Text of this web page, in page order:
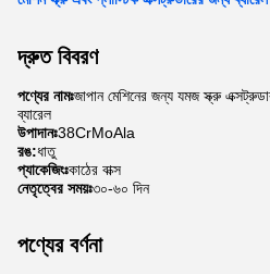
দ্রুত বিবরণ
পণ্যের নামঃজাপান মেশিনের জন্য যমজ স্ক্রু
ব্যারেল
উপাদানঃ38CrMoAla
রঙ:ধাতু
প্যাকেজিংঃকাঠের বাক্স
নেতৃত্বের সময়ঃ৩০-৬০ দিন
পণ্যের বর্ণনা